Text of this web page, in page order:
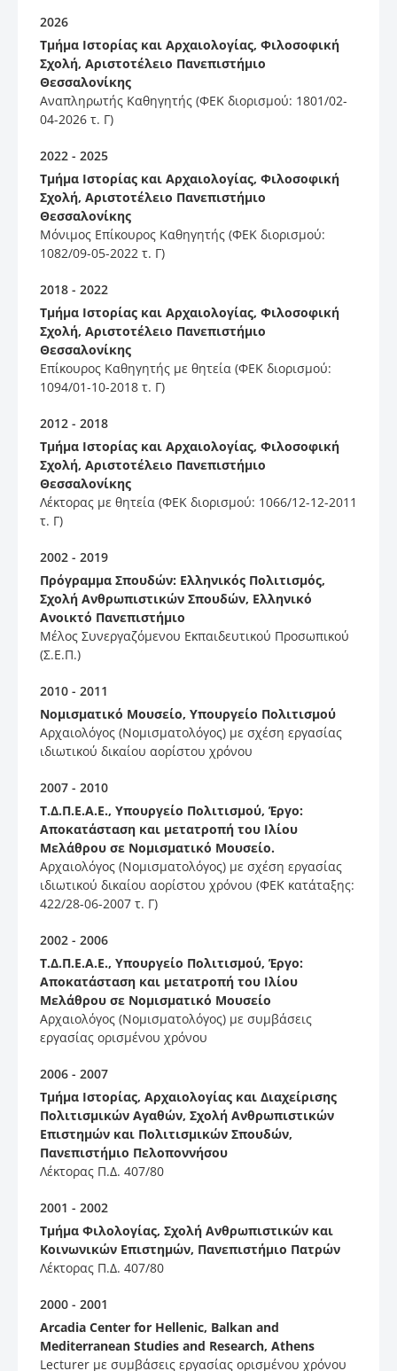
2026
Tμήμα Iστορίας και Aρχαιολογίας, Φιλοσοφική
Σχολή, Aριστοτέλειο Πανεπιστήμιο
Θεσσαλονίκης
Αναπληρωτής Καθηγητής (ΦΕΚ διορισμού: 1801/02-
04-2026 τ. Γ)
2022 - 2025
Tμήμα Iστορίας και Aρχαιολογίας, Φιλοσοφική
Σχολή, Aριστοτέλειο Πανεπιστήμιο
Θεσσαλονίκης
Μόνιμος Επίκουρος Καθηγητής (ΦΕΚ διορισμού:
1082/09-05-2022 τ. Γ)
2018 - 2022
Tμήμα Iστορίας και Aρχαιολογίας, Φιλοσοφική
Σχολή, Aριστοτέλειο Πανεπιστήμιο
Θεσσαλονίκης
Επίκουρος Καθηγητής με θητεία (ΦΕΚ διορισμού:
1094/01-10-2018 τ. Γ)
2012 - 2018
Tμήμα Iστορίας και Aρχαιολογίας, Φιλοσοφική
Σχολή, Aριστοτέλειο Πανεπιστήμιο
Θεσσαλονίκης
Λέκτορας με θητεία (ΦΕΚ διορισμού: 1066/12-12-2011
τ. Γ)
2002 - 2019
Πρόγραμμα Σπουδών: Eλληνικός Πολιτισμός,
Σχολή Aνθρωπιστικών Σπουδών, Eλληνικό
Aνοικτό Πανεπιστήμιο
Mέλος Συνεργαζόμενου Εκπαιδευτικού Προσωπικού
(Σ.Ε.Π.)
2010 - 2011
Nομισματικό Mουσείο, Υπουργείο Πολιτισμού
Αρχαιολόγος (Νομισματολόγος) με σχέση εργασίας
ιδιωτικού δικαίου αορίστου χρόνου
2007 - 2010
Τ.Δ.Π.Ε.Α.Ε., Υπουργείο Πολιτισμού, Έργο:
Αποκατάσταση και μετατροπή του Ιλίου
Μελάθρου σε Νομισματικό Μουσείο.
Αρχαιολόγος (Νομισματολόγος) με σχέση εργασίας
ιδιωτικού δικαίου αορίστου χρόνου (ΦΕΚ κατάταξης:
422/28-06-2007 τ. Γ)
2002 - 2006
Τ.Δ.Π.Ε.Α.Ε., Υπουργείο Πολιτισμού, Έργο:
Αποκατάσταση και μετατροπή του Ιλίου
Μελάθρου σε Νομισματικό Μουσείο
Αρχαιολόγος (Νομισματολόγος) με συμβάσεις
εργασίας ορισμένου χρόνου
2006 - 2007
Τμήμα Ιστορίας, Αρχαιολογίας και Διαχείρισης
Πολιτισμικών Αγαθών, Σχολή Ανθρωπιστικών
Επιστημών και Πολιτισμικών Σπουδών,
Πανεπιστήμιο Πελοποννήσου
Λέκτορας Π.Δ. 407/80
2001 - 2002
Tμήμα Φιλολογίας, Σχολή Aνθρωπιστικών και
Kοινωνικών Eπιστημών, Πανεπιστήμιο Πατρών
Λέκτορας Π.Δ. 407/80
2000 - 2001
Arcadia Center for Hellenic, Balkan and
Mediterranean Studies and Research, Athens
Lecturer με συμβάσεις εργασίας ορισμένου χρόνου